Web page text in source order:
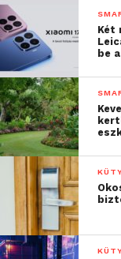
Két
be